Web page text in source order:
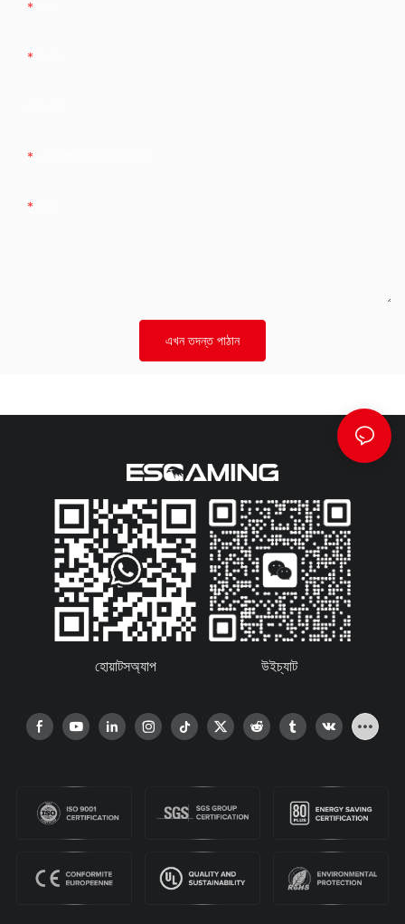
এখন তদন্ত পাঠান
হোয়াটসঅ্যাপ উইচ্যাট